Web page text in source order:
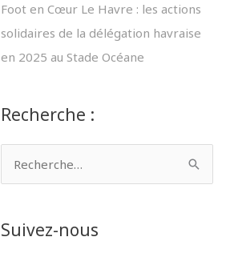
Foot en Cœur Le Havre : les actions
solidaires de la délégation havraise
en 2025 au Stade Océane
Recherche :
e
h
Suivez-nous